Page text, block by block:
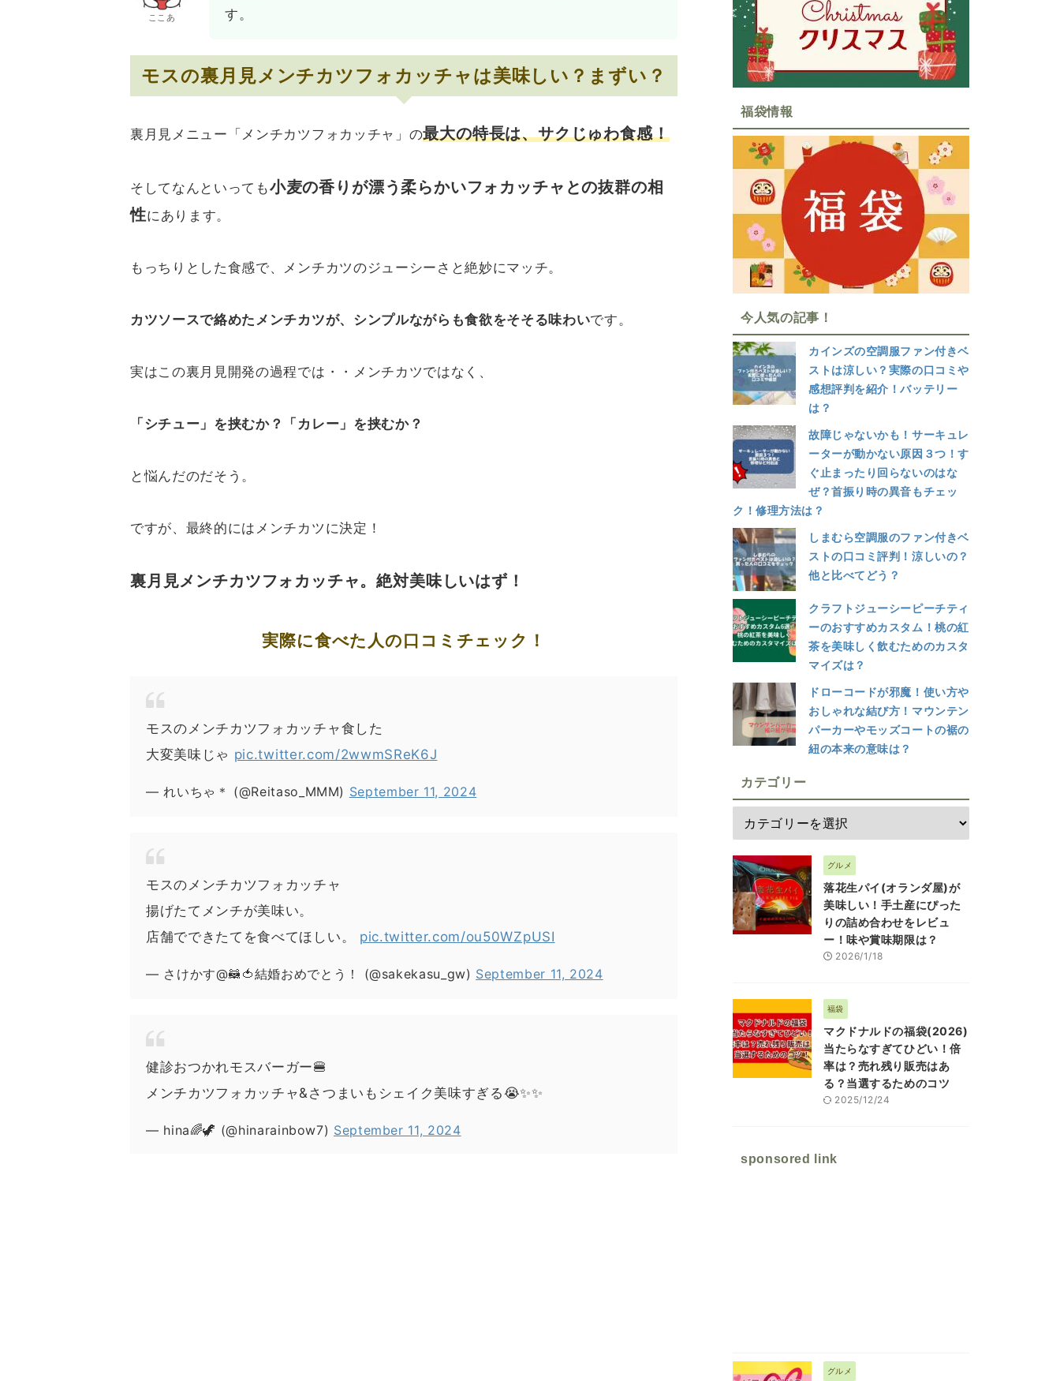
ここあ
す。
モスの裏月見メンチカツフォカッチャは美味しい？まずい？
裏月見メニュー「メンチカツフォカッチャ」の最大の特長は、サクじゅわ食感！
そしてなんといっても小麦の香りが漂う柔らかいフォカッチャとの抜群の相
性にあります。
もっちりとした食感で、メンチカツのジューシーさと絶妙にマッチ。
カツソースで絡めたメンチカツが、シンプルながらも食欲をそそる味わいです。
実はこの裏月見開発の過程では・・メンチカツではなく、
「シチュー」を挟むか？「カレー」を挟むか？
と悩んだのだそう。
ですが、最終的にはメンチカツに決定！
裏月見メンチカツフォカッチャ。絶対美味しいはず！
実際に食べた人の口コミチェック！
モスのメンチカツフォカッチャ食した
大変美味じゃ pic.twitter.com/2wwmSReK6J
— れいちゃ＊ (@Reitaso_MMM) September 11, 2024
モスのメンチカツフォカッチャ
揚げたてメンチが美味い。
店舗でできたてを食べてほしい。 pic.twitter.com/ou50WZpUSI
— さけかす@🦝🍅結婚おめでとう！ (@sakekasu_gw) September 11, 2024
健診おつかれモスバーガー🍔
メンチカツフォカッチャ&さつまいもシェイク美味すぎる😭✨✨
— hina🌈🦖 (@hinarainbow7) September 11, 2024
福袋情報
今人気の記事！
カインズの空調服ファン付きベ
ストは涼しい？実際の口コミや
感想評判を紹介！バッテリー
は？
故障じゃないかも！サーキュレ
ーターが動かない原因３つ！す
ぐ止まったり回らないのはな
ぜ？首振り時の異音もチェッ
ク！修理方法は？
しまむら空調服のファン付きベ
ストの口コミ評判！涼しいの？
他と比べてどう？
クラフトジューシーピーチティ
ーのおすすめカスタム！桃の紅
茶を美味しく飲むためのカスタ
マイズは？
ドローコードが邪魔！使い方や
おしゃれな結び方！マウンテン
パーカーやモッズコートの裾の
紐の本来の意味は？
カテゴリー
グルメ
落花生パイ(オランダ屋)が
美味しい！手土産にぴった
りの詰め合わせをレビュ
ー！味や賞味期限は？
2026/1/18
福袋
マクドナルドの福袋(2026)
当たらなすぎてひどい！倍
率は？売れ残り販売はあ
る？当選するためのコツ
2025/12/24
sponsored link
グルメ